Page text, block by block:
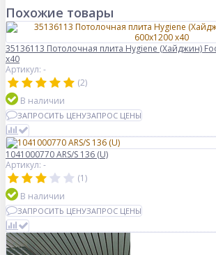
Похожие товары
35136113 Потолочная плита Hygiene (Хайджин)
x40
Артикул: -
(2)
В наличии
ЗАПРОСИТЬ ЦЕНУЗАПРОС ЦЕНЫ
1041000770 ARS/S 136 (U)
Артикул: -
(1)
В наличии
ЗАПРОСИТЬ ЦЕНУЗАПРОС ЦЕНЫ